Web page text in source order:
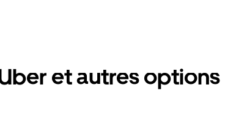
et autres options